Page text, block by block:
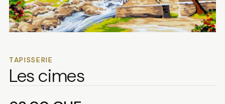
TAPISSERIE
Les cimes